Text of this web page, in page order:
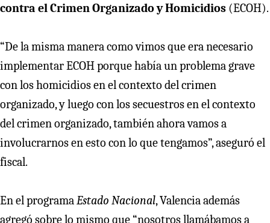
contra el Crimen Organizado y Homicidios (ECOH).
“De la misma manera como vimos que era necesario
implementar ECOH porque había un problema grave
con los homicidios en el contexto del crimen
organizado, y luego con los secuestros en el contexto
del crimen organizado, también ahora vamos a
involucrarnos en esto con lo que tengamos”, aseguró el
fiscal.
En el programaEstado Nacional, Valencia además
agregó sobre lo mismo que “nosotros llamábamos a